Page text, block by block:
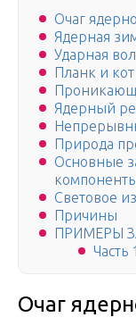
Очаг
Ядерная
Ударная
Планк и
Ядерный
Природа
Основные
Световое
Причины
ПРИМЕРЫ
Часть 1
Очаг